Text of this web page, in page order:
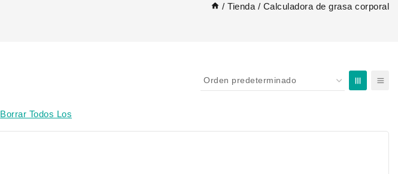
/ Tienda / Calculadora de grasa corporal
Borrar Todos Los